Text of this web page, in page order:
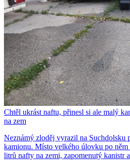
Chtěl ukrást naftu, přinesl si ale malý
na zem
Neznámý zloděj vyrazil na Suchdolsku
kamionu. Místo velkého úlovku po
litrů nafty na zemi, zapomenutý kanistr